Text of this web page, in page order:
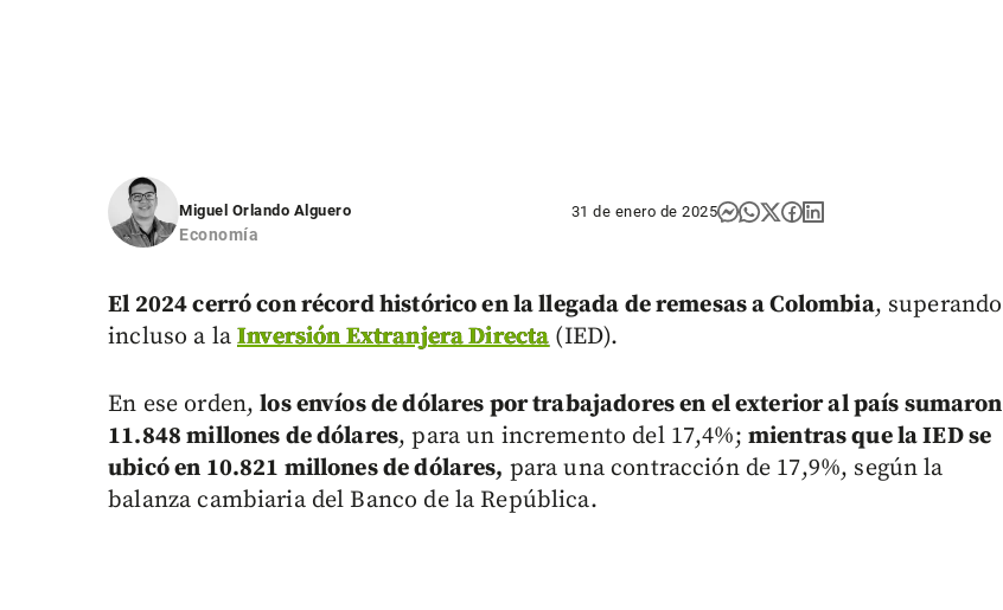
Miguel Orlando Alguero
Economía
31 de enero de 2025
El 2024 cerró con récord histórico en la llegada de remesas a Colombia, superando
incluso a laInversión Extranjera Directa(IED).
En ese orden,los envíos de dólares por trabajadores en el exterior al país sumaron
11.848 millones de dólares, para un incremento del 17,4%; mientras que la IED se
ubicó en 10.821 millones de dólares, para una contracción de 17,9%, según la
balanza cambiaria del Banco de la República.